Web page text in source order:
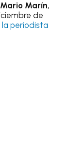
Mario Marín,
de
la periodista